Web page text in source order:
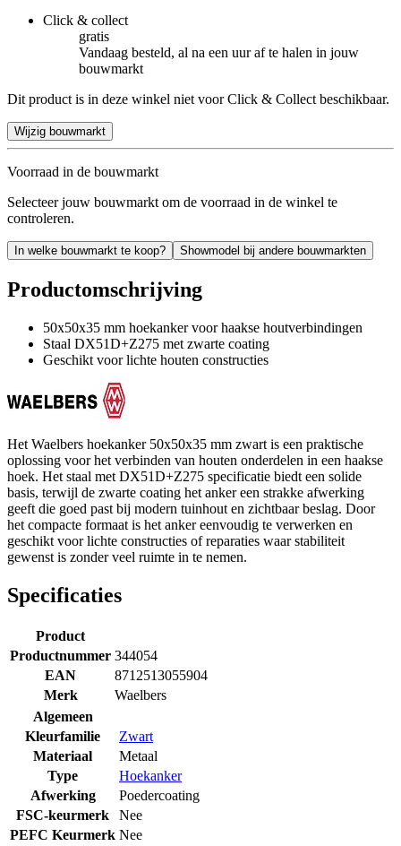
Click & collect
gratis
Vandaag besteld, al na een uur af te halen in jouw
bouwmarkt
Dit product is in deze winkel niet voor Click & Collect beschikbaar.
Wijzig bouwmarkt
Voorraad in de bouwmarkt
Selecteer jouw bouwmarkt om de voorraad in de winkel te
controleren.
In welke bouwmarkt te koop? Showmodel bij andere bouwmarkten
Productomschrijving
50x50x35 mm hoekanker voor haakse houtverbindingen
Staal DX51D+Z275 met zwarte coating
Geschikt voor lichte houten constructies
Het Waelbers hoekanker 50x50x35 mm zwart is een praktische
oplossing voor het verbinden van houten onderdelen in een haakse
hoek. Het staal met DX51D+Z275 specificatie biedt een solide
basis, terwijl de zwarte coating het anker een strakke afwerking
geeft die goed past bij modern tuinhout en zichtbaar beslag. Door
het compacte formaat is het anker eenvoudig te verwerken en
geschikt voor lichte constructies of reparaties waar stabiliteit
gewenst is zonder veel ruimte in te nemen.
Specificaties
Product
Productnummer 344054
EAN
8712513055904
Merk
Waelbers
Algemeen
Kleurfamilie
Zwart
Materiaal
Metaal
Type
Hoekanker
Afwerking
Poedercoating
FSC-keurmerk
Nee
PEFC Keurmerk Nee